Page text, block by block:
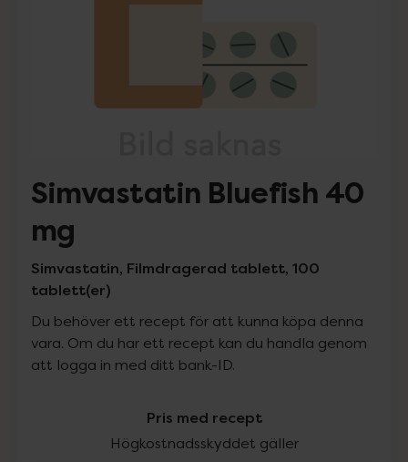
Simvastatin Bluefish 40
mg
Simvastatin, Filmdragerad tablett, 100
tablett(er)
Du behöver ett recept för att kunna köpa denna
vara. Om du har ett recept kan du handla genom
att logga in med ditt bank-ID.
Pris med recept
Högkostnadsskyddet gäller